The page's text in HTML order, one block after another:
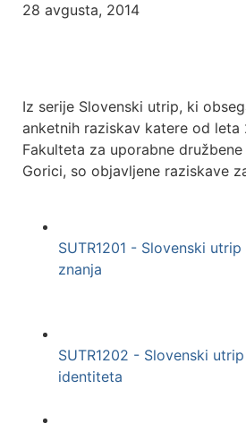
28 avgusta, 2014
Iz serije Slovenski utrip, ki
anketnih raziskav katere od leta
Fakulteta za uporabne
Gorici, so objavljene raziskave
SUTR1201 - Slovenski
znanja
SUTR1202 - Slovenski
identiteta